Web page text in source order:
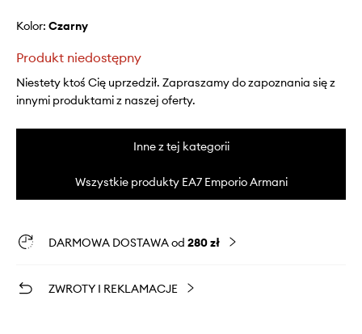
Kolor: czarny
Produkt niedostępny
Niestety ktoś Cię uprzedził. Zapraszamy do zapoznania się z
innymi produktami z naszej oferty.
Inne z tej kategorii
Wszystkie produkty EA7 Emporio Armani
DARMOWA DOSTAWA od 280 zł
ZWROTY I REKLAMACJE